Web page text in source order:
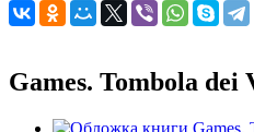
Games. Tombola dei